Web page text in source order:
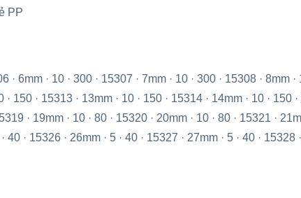
PP
6mm · 10 · 300 · 15307 · 7mm · 10 · 300 · 15308 · 8mm
· 150 · 15313 · 13mm · 10 · 150 · 15314 · 14mm · 10 ·
· 19mm · 10 · 80 · 15320 · 20mm · 10 · 80 · 15321 ·
40 · 15326 · 26mm · 5 · 40 · 15327 · 27mm · 5 · 40 ·